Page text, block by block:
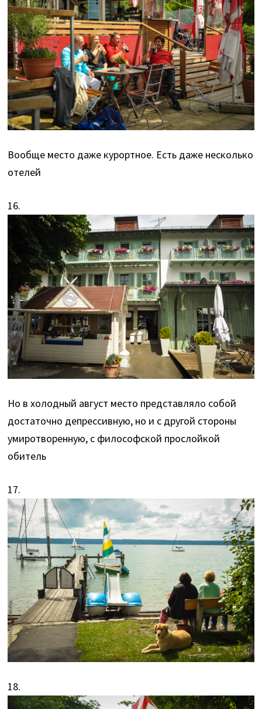
Вообще место даже курортное. Есть даже несколько
отелей
16.
Но в холодный август место представляло собой
достаточно депрессивную, но и с другой стороны
умиротворенную, с философской прослойкой
обитель
17.
18.